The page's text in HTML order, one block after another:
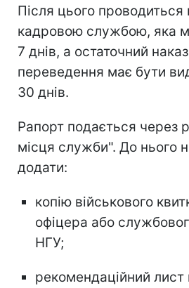
Після цього проводиться
кадровою службою, яка
7 днів, а остаточний
переведення має бути
30 днів.
Рапорт подається через
місця служби". До нього
додати:
копію військового
офіцера або
НГУ;
рекомендаційний лист